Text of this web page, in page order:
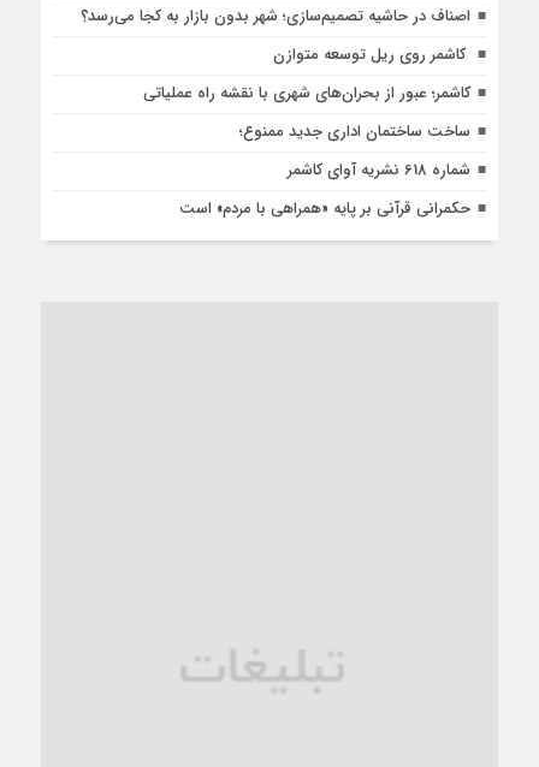
اصناف در حاشیه تصمیم‌سازی؛ شهر بدون بازار به کجا می‌رسد؟
کاشمر روی ریل توسعه متوازن
کاشمر؛ عبور از بحران‌های شهری با نقشه راه عملیاتی
ساخت ساختمان اداری جدید ممنوع؛
شماره 618 نشریه آوای کاشمر
حکمرانی قرآنی بر پایه «همراهی با مردم» است